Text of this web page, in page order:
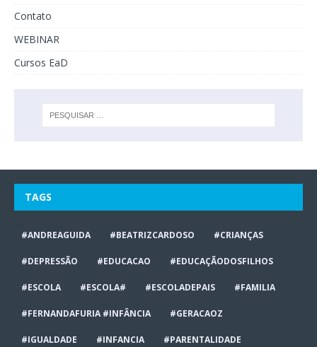
Contato
WEBINAR
Cursos EaD
TAGS
#ANDREAGUIDA #BEATRIZCARDOSO #CRIANÇAS
#DEPRESSÃO #EDUCACAO #EDUCAÇÃODOSFILHOS
#ESCOLA #ESCOLA# #ESCOLADEPAIS #FAMILIA
#FERNANDAFURIA #INFÂNCIA #GERACAOZ
#IGUALDADE #INFANCIA #PARENTALIDADE